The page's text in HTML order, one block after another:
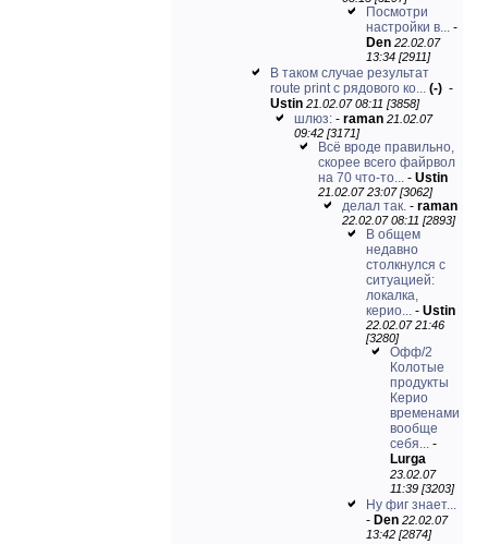
Посмотри
настройки в... -
Den 22.02.07
13:34 [2911]
В таком случае результат
route print с рядового ко... (-) -
Ustin 21.02.07 08:11 [3858]
шлюз: - raman 21.02.07
09:42 [3171]
Всё вроде правильно,
скорее всего файрвол
на 70 что-то... - Ustin
21.02.07 23:07 [3062]
делал так. - raman
22.02.07 08:11 [2893]
В общем
недавно
столкнулся с
ситуацией:
локалка,
керио... - Ustin
22.02.07 21:46
[3280]
Офф/2
Колотые
продукты
Керио
временами
вообще
себя... -
Lurga
23.02.07
11:39 [3203]
Ну фиг знает...
- Den 22.02.07
13:42 [2874]